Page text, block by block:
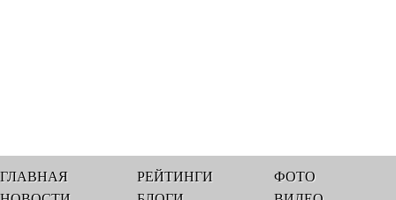
ГЛАВНАЯ
РЕЙТИНГИ
ФОТО